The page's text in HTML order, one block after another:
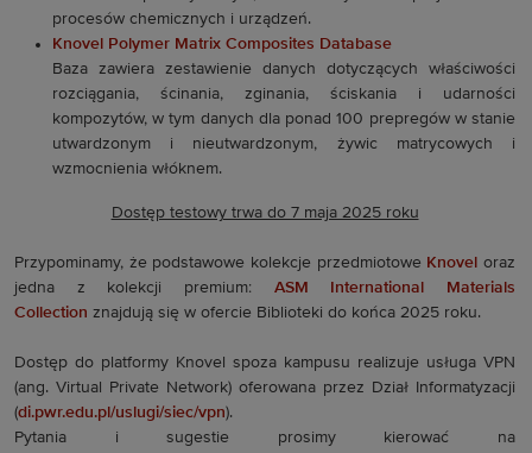
procesów chemicznych i urządzeń.
Knovel Polymer Matrix Composites Database
Baza zawiera zestawienie danych dotyczących właściwości
rozciągania, ścinania, zginania, ściskania i udarności
kompozytów, w tym danych dla ponad 100 prepregów w stanie
utwardzonym i nieutwardzonym, żywic matrycowych i
wzmocnienia włóknem.
Dostęp testowy trwa do 7 maja 2025 roku
Przypominamy, że podstawowe kolekcje przedmiotowe Knovel oraz
jedna z kolekcji premium: ASM International Materials
Collection znajdują się w ofercie Biblioteki do końca 2025 roku.
Dostęp do platformy Knovel spoza kampusu realizuje usługa VPN
(ang. Virtual Private Network) oferowana przez Dział Informatyzacji
(di.pwr.edu.pl/uslugi/siec/vpn).
Pytania i sugestie prosimy kierować na